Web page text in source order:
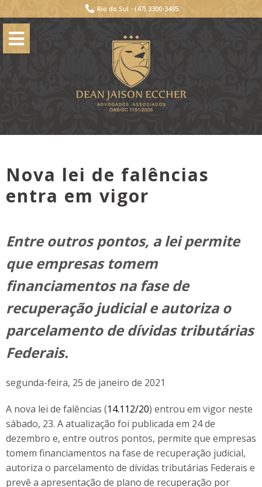
Rio do Sul - (47) 3300-3435
Nova lei de falências
entra em vigor
Entre outros pontos, a lei permite
que empresas tomem
financiamentos na fase de
recuperação judicial e autoriza o
parcelamento de dívidas tributárias
Federais.
segunda-feira, 25 de janeiro de 2021
A nova lei de falências (14.112/20) entrou em vigor neste
sábado, 23. A atualização foi publicada em 24 de
dezembro e, entre outros pontos, permite que empresas
tomem financiamentos na fase de recuperação judicial,
autoriza o parcelamento de dívidas tributárias Federais e
prevê a apresentação de plano de recuperação por